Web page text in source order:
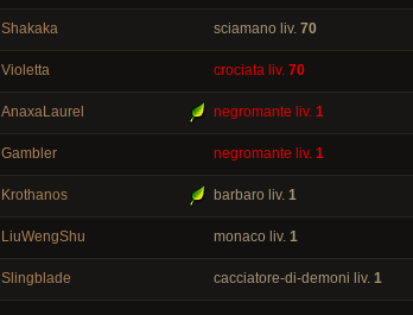
Shakaka sciamano liv. 70
Violetta crociata liv. 70
AnaxaLaurel negromante liv. 1
Gambler negromante liv. 1
Krothanos barbaro liv. 1
LiuWengShu monaco liv. 1
Slingblade cacciatore-di-demoni liv. 1